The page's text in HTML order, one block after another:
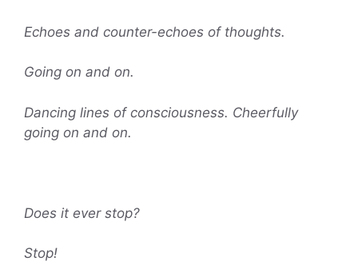
Echoes and counter-echoes of thoughts.
Going on and on.
Dancing lines of consciousness. Cheerfully
going on and on.
Does it ever stop?
Stop!